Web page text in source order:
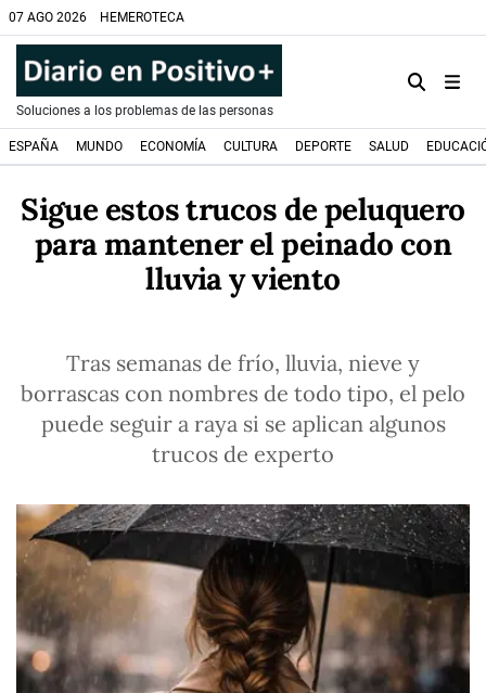
07 AGO 2026 HEMEROTECA
Soluciones a los problemas de las personas
ESPAÑA MUNDO ECONOMÍA CULTURA DEPORTE SALUD
Sigue estos trucos de peluquero
para mantener el peinado con
lluvia y viento
Tras semanas de frío, lluvia, nieve y
borrascas con nombres de todo tipo, el pelo
puede seguir a raya si se aplican algunos
trucos de experto